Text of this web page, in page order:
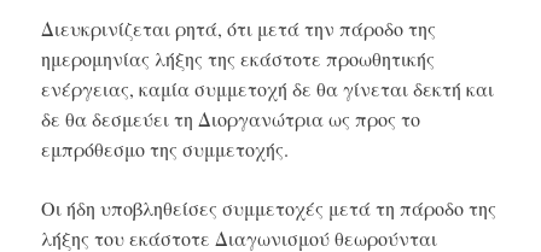
Διευκρινίζεται ρητά, ότι μετά την πάροδο της
ημερομηνίας λήξης της εκάστοτε προωθητικής
ενέργειας, καμία συμμετοχή δε θα γίνεται δεκτή και
δε θα δεσμεύει τη Διοργανώτρια ως προς το
εμπρόθεσμο της συμμετοχής.
Οι ήδη υποβληθείσες συμμετοχές μετά τη πάροδο της
λήξης του εκάστοτε Διαγωνισμού θεωρούνται